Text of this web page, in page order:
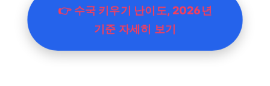
👉 수국 키우기 난이도, 2026년
기준 자세히 보기